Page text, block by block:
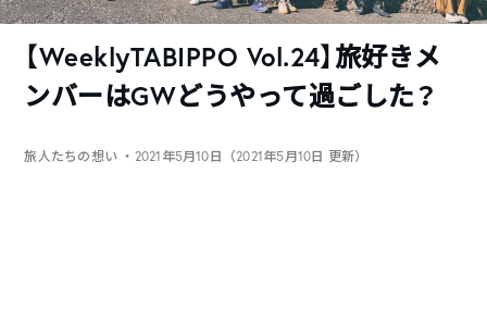
【WeeklyTABIPPO Vol.24】旅好きメ
ンバーはGWどうやって過ごした？
旅人たちの想い ・2021年5月10日（2021年5月10日 更新）